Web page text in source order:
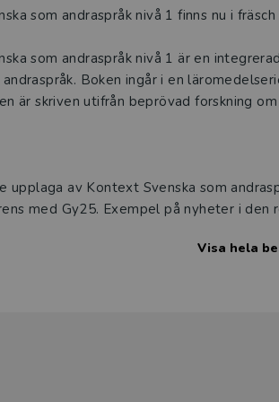
Ett tryckt
passar in i
produkter
kan
eller har
Den här
Ett digitalt
boken
produkter
kan
eller har
Den här
som andraspråk nivå 1 finns nu i
som andraspråk nivå 1 är en
andraspråk. Boken ingår i en
är skriven utifrån beprövad forskning
upplaga av Kontext Svenska som
med Gy25. Exempel på nyheter i
fokus på att läsa och samtala om olika
Visa hela